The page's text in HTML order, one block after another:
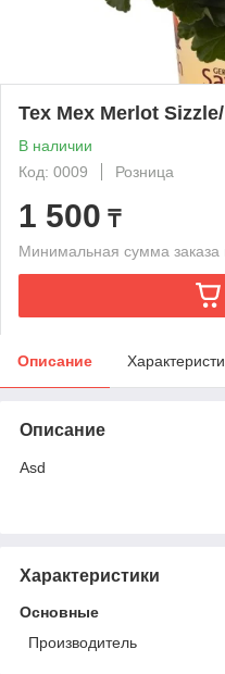
Tex Mex Merlot
В наличии
Код: 0009
Розница
1 500 ₸
Минимальная сумма
Описание
Описание
Asd
Характеристики
Основные
Производитель